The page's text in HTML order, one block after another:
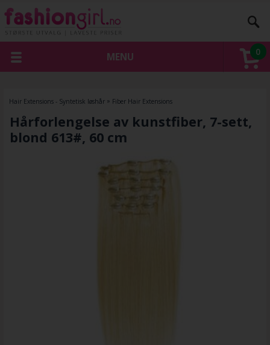
0
MENU
Hair Extensions - Syntetisk løshår» Fiber Hair Extensions
Hårforlengelse av kunstfiber, 7-sett,
blond 613#, 60 cm